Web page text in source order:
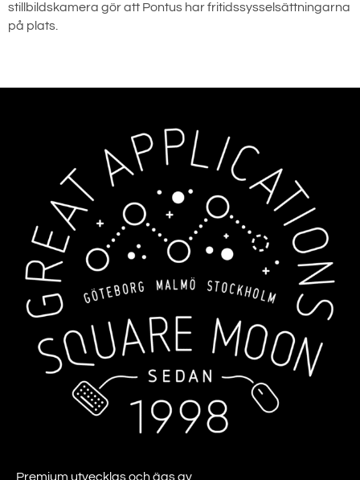
stillbildskamera gör att Pontus har fritidssysselsättningarna
på plats.
Premium utvecklas och ägs av